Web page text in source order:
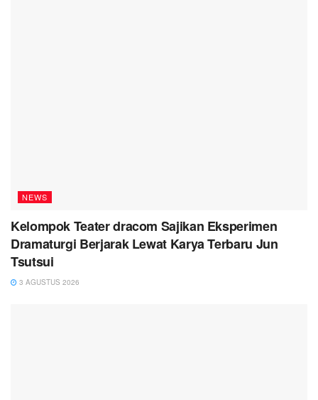
NEWS
Kelompok Teater dracom Sajikan Eksperimen
Dramaturgi Berjarak Lewat Karya Terbaru Jun
Tsutsui
3 AGUSTUS 2026